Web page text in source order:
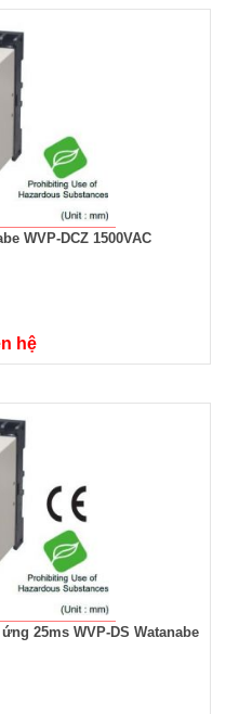
WVP-DCZ 1500VAC
hệ
25ms WVP-DS Watanabe